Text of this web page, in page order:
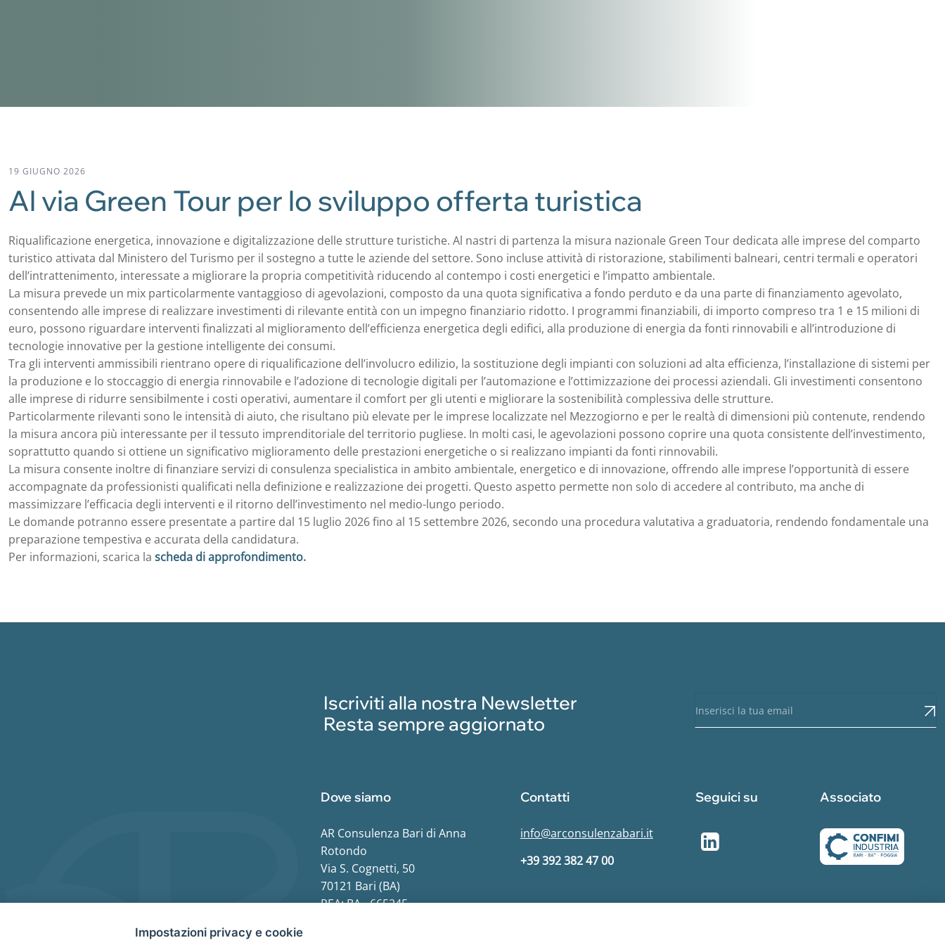
19 GIUGNO 2026
Al via Green Tour per lo sviluppo offerta turistica
Riqualificazione energetica, innovazione e digitalizzazione delle strutture turistiche. Al nastri di partenza la misura nazionale Green Tour dedicata alle imprese del comparto
turistico attivata dal Ministero del Turismo per il sostegno a tutte le aziende del settore. Sono incluse attività di ristorazione, stabilimenti balneari, centri termali e operatori
dell’intrattenimento, interessate a migliorare la propria competitività riducendo al contempo i costi energetici e l’impatto ambientale.
La misura prevede un mix particolarmente vantaggioso di agevolazioni, composto da una quota significativa a fondo perduto e da una parte di finanziamento agevolato,
consentendo alle imprese di realizzare investimenti di rilevante entità con un impegno finanziario ridotto. I programmi finanziabili, di importo compreso tra 1 e 15 milioni di
euro, possono riguardare interventi finalizzati al miglioramento dell’efficienza energetica degli edifici, alla produzione di energia da fonti rinnovabili e all’introduzione di
tecnologie innovative per la gestione intelligente dei consumi.
Tra gli interventi ammissibili rientrano opere di riqualificazione dell’involucro edilizio, la sostituzione degli impianti con soluzioni ad alta efficienza, l’installazione di sistemi per
la produzione e lo stoccaggio di energia rinnovabile e l’adozione di tecnologie digitali per l’automazione e l’ottimizzazione dei processi aziendali. Gli investimenti consentono
alle imprese di ridurre sensibilmente i costi operativi, aumentare il comfort per gli utenti e migliorare la sostenibilità complessiva delle strutture.
Particolarmente rilevanti sono le intensità di aiuto, che risultano più elevate per le imprese localizzate nel Mezzogiorno e per le realtà di dimensioni più contenute, rendendo
la misura ancora più interessante per il tessuto imprenditoriale del territorio pugliese. In molti casi, le agevolazioni possono coprire una quota consistente dell’investimento,
soprattutto quando si ottiene un significativo miglioramento delle prestazioni energetiche o si realizzano impianti da fonti rinnovabili.
La misura consente inoltre di finanziare servizi di consulenza specialistica in ambito ambientale, energetico e di innovazione, offrendo alle imprese l’opportunità di essere
accompagnate da professionisti qualificati nella definizione e realizzazione dei progetti. Questo aspetto permette non solo di accedere al contributo, ma anche di
massimizzare l’efficacia degli interventi e il ritorno dell’investimento nel medio-lungo periodo.
Le domande potranno essere presentate a partire dal 15 luglio 2026 fino al 15 settembre 2026, secondo una procedura valutativa a graduatoria, rendendo fondamentale una
preparazione tempestiva e accurata della candidatura.
Per informazioni, scarica la scheda di approfondimento.
Iscriviti alla nostra Newsletter
Resta sempre aggiornato
Dove siamo
AR Consulenza Bari di Anna
Rotondo
Via S. Cognetti, 50
70121 Bari (BA)
REA: BA - 665245
Contatti
+39 392 382 47 00
info@arconsulenzabari.it
Seguici su Associato
Impostazioni privacy e cookie